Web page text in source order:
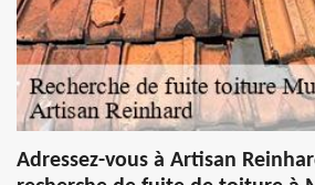
Adressez-vous à Artisan